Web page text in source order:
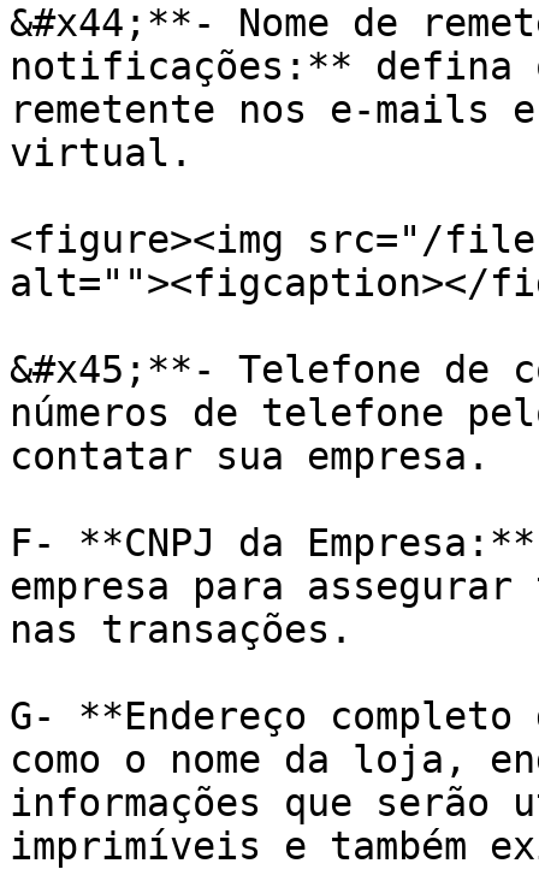
&#x44;**- Nome de
notificações:** defina o
remetente nos e-mails
virtual.
<figure><img src="/files/
alt=""><figcaption></
&#x45;**- Telefone de
números de telefone
contatar sua empresa.
F- **CNPJ da
empresa para
nas transações.
G- **Endereço
como o nome da loja,
informações que serão
imprimíveis e também